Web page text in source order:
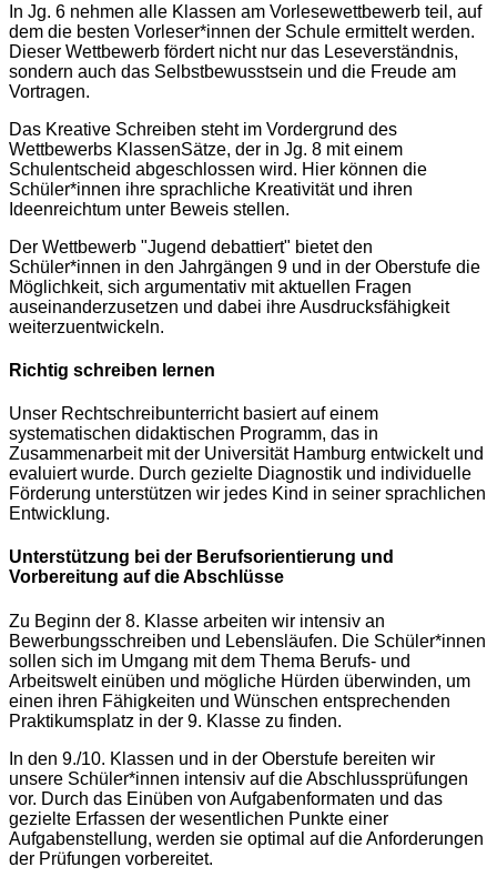
In Jg. 6 nehmen alle Klassen am Vorlesewettbewerb teil, auf
dem die besten Vorleser*innen der Schule ermittelt werden.
Dieser Wettbewerb fördert nicht nur das Leseverständnis,
sondern auch das Selbstbewusstsein und die Freude am
Vortragen.
Das Kreative Schreiben steht im Vordergrund des
Wettbewerbs KlassenSätze, der in Jg. 8 mit einem
Schulentscheid abgeschlossen wird. Hier können die
Schüler*innen ihre sprachliche Kreativität und ihren
Ideenreichtum unter Beweis stellen.
Der Wettbewerb "Jugend debattiert" bietet den
Schüler*innen in den Jahrgängen 9 und in der Oberstufe die
Möglichkeit, sich argumentativ mit aktuellen Fragen
auseinanderzusetzen und dabei ihre Ausdrucksfähigkeit
weiterzuentwickeln.
Richtig schreiben lernen
Unser Rechtschreibunterricht basiert auf einem
systematischen didaktischen Programm, das in
Zusammenarbeit mit der Universität Hamburg entwickelt und
evaluiert wurde. Durch gezielte Diagnostik und individuelle
Förderung unterstützen wir jedes Kind in seiner sprachlichen
Entwicklung.
Unterstützung bei der Berufsorientierung und
Vorbereitung auf die Abschlüsse
Zu Beginn der 8. Klasse arbeiten wir intensiv an
Bewerbungsschreiben und Lebensläufen. Die Schüler*innen
sollen sich im Umgang mit dem Thema Berufs- und
Arbeitswelt einüben und mögliche Hürden überwinden, um
einen ihren Fähigkeiten und Wünschen entsprechenden
Praktikumsplatz in der 9. Klasse zu finden.
In den 9./10. Klassen und in der Oberstufe bereiten wir
unsere Schüler*innen intensiv auf die Abschlussprüfungen
vor. Durch das Einüben von Aufgabenformaten und das
gezielte Erfassen der wesentlichen Punkte einer
Aufgabenstellung, werden sie optimal auf die Anforderungen
der Prüfungen vorbereitet.